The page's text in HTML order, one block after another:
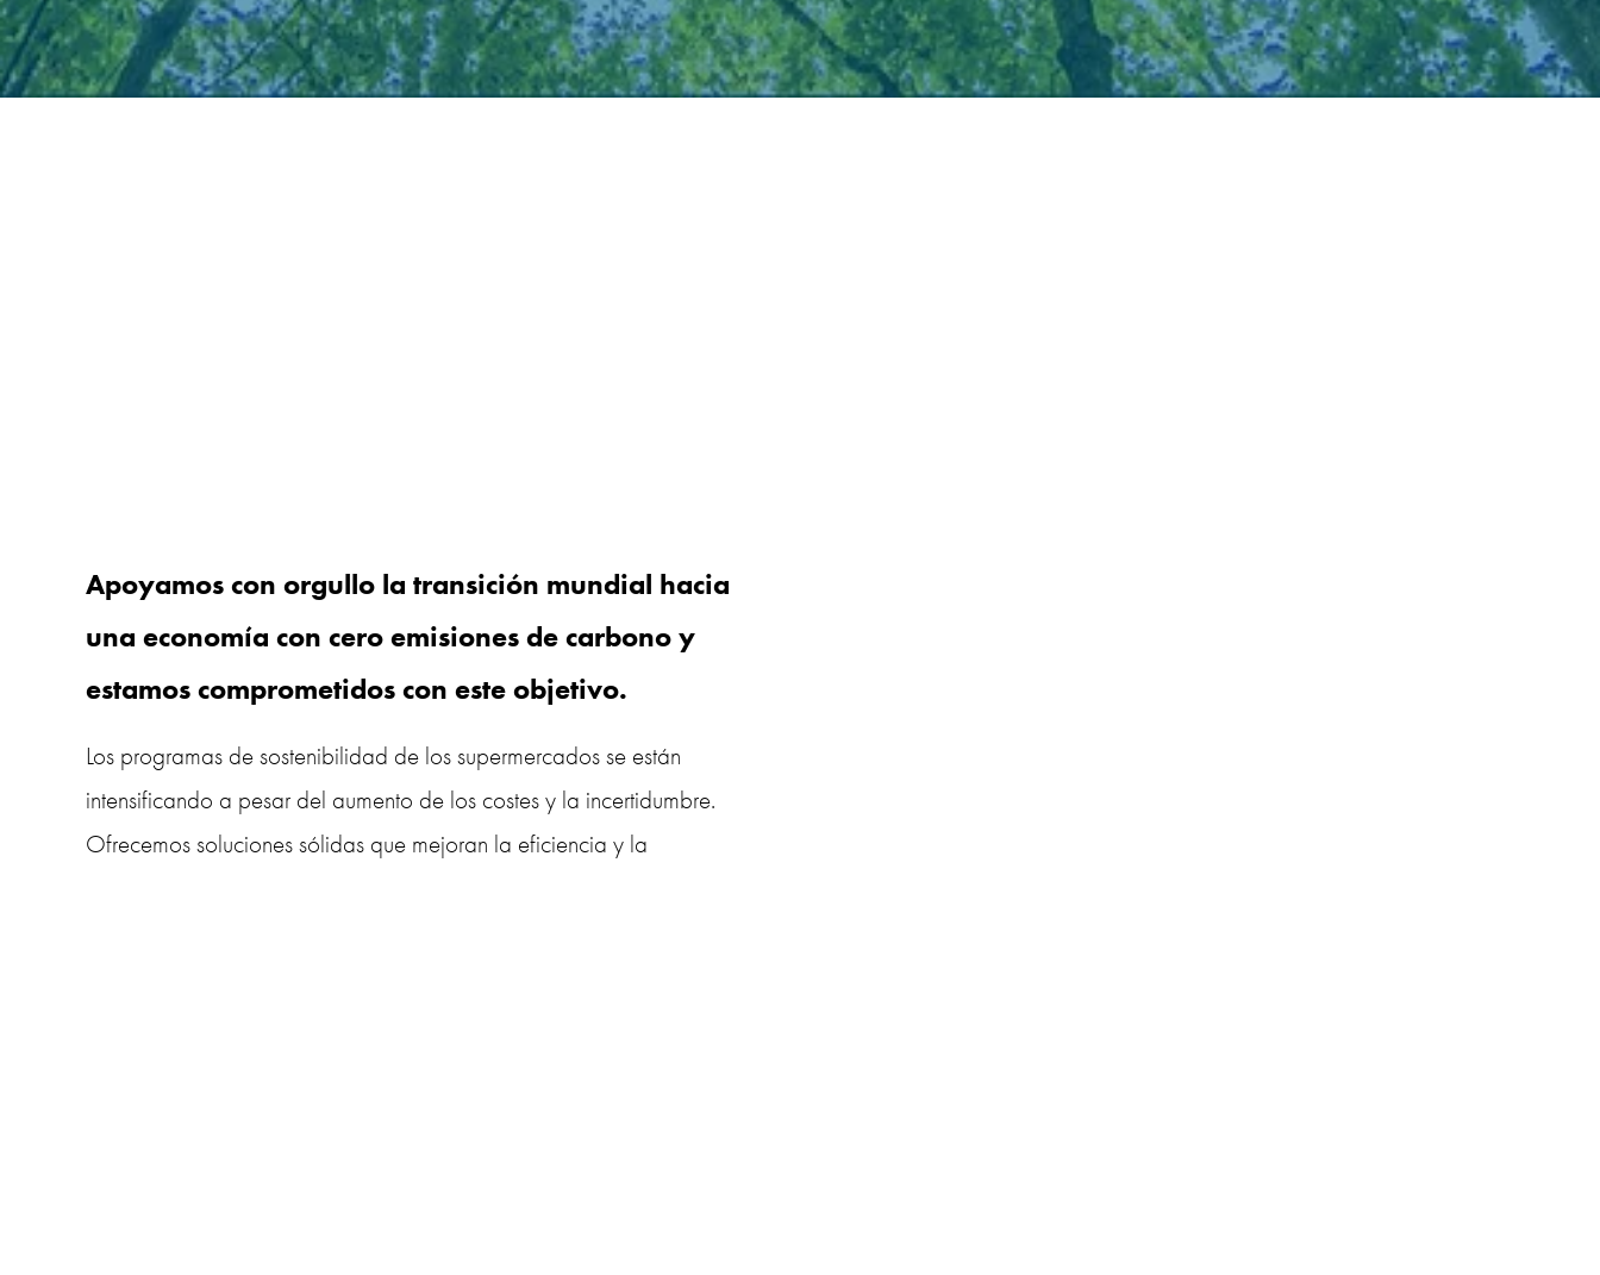
Apoyamos con orgullo la transición mundial hacia
una economía con cero emisiones de carbono y
estamos comprometidos con este objetivo.
Los programas de sostenibilidad de los supermercados se están
intensificando a pesar del aumento de los costes y la incertidumbre.
Ofrecemos soluciones sólidas que mejoran la eficiencia y la